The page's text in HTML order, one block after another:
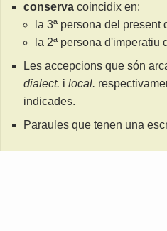
conserva coincidix en:
la 3ª persona del present
la 2ª persona d'imperatiu
Les accepcions que són
dialect. i local.
indicades.
Paraules que tenen una